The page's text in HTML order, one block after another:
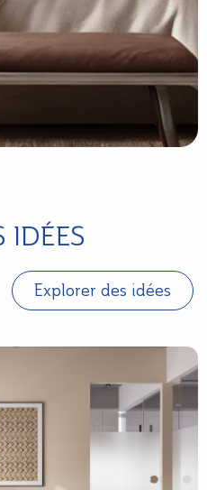
IDÉES
Explorer des idées